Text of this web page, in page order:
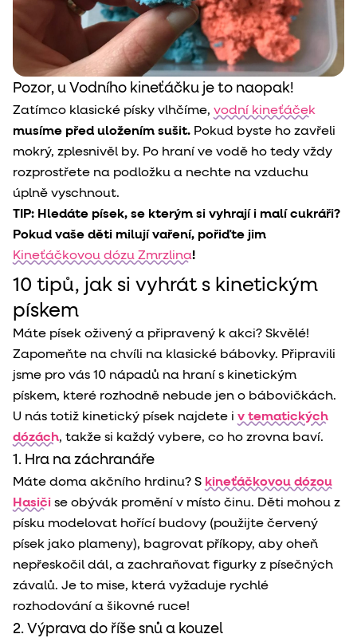
Pozor, u Vodního kineťáčku je to naopak!
Zatímco klasické písky vlhčíme, vodní kineťáček
musíme před uložením sušit. Pokud byste ho zavřeli
mokrý, zplesnivěl by. Po hraní ve vodě ho tedy vždy
rozprostřete na podložku a nechte na vzduchu
úplně vyschnout.
TIP: Hledáte písek, se kterým si vyhrají i malí cukráři?
Pokud vaše děti milují vaření, pořiďte jim
Kineťáčkovou dózu Zmrzlina!
10 tipů, jak si vyhrát s kinetickým
pískem
Máte písek oživený a připravený k akci? Skvělé!
Zapomeňte na chvíli na klasické bábovky. Připravili
jsme pro vás 10 nápadů na hraní s kinetickým
pískem, které rozhodně nebude jen o bábovičkách.
U nás totiž kinetický písek najdete i v tematických
dózách, takže si každý vybere, co ho zrovna baví.
1. Hra na záchranáře
Máte doma akčního hrdinu? S kineťáčkovou dózou
Hasiči se obývák promění v místo činu. Děti mohou z
písku modelovat hořící budovy (použijte červený
písek jako plameny), bagrovat příkopy, aby oheň
nepřeskočil dál, a zachraňovat figurky z písečných
závalů. Je to mise, která vyžaduje rychlé
rozhodování a šikovné ruce!
2. Výprava do říše snů a kouzel